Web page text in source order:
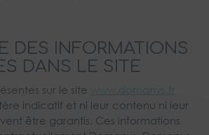
DES INFORMATIONS
DANS LE SITE
sur le site
www.domanys.fr
indicatif et ni leur contenu ni leur
être garantis. Ces informations